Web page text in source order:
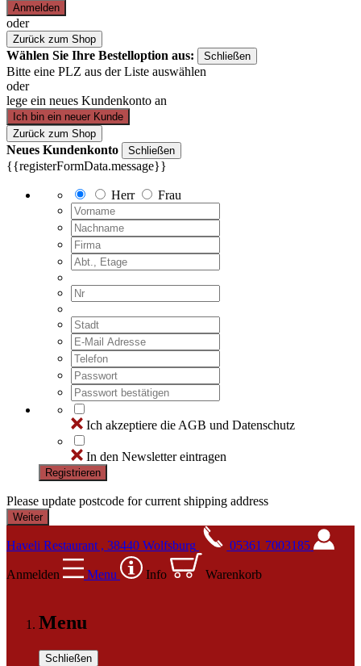
Anmelden
oder
Zurück zum Shop
Wählen Sie Ihre Bestelloption aus: Schließen
Bitte eine PLZ aus der Liste auswählen
oder
lege ein neues Kundenkonto an
Ich bin ein neuer Kunde
Zurück zum Shop
Neues Kundenkonto Schließen
{{registerFormData.message}}
Herr Frau
Ich akzeptiere die AGB und Datenschutz
In den Newsletter eintragen
Registrieren
Please update postcode for current shipping address
Haveli Restaurant , 38440 Wolfsburg 05361 7003185
Anmelden Menu Info Warenkorb
Menu
Schließen